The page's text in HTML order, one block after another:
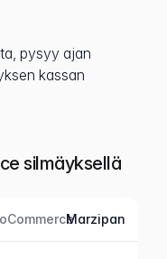
pysyy ajan
kassan
silmäyksellä
Marzipan